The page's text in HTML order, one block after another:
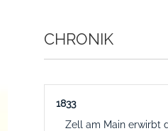
CHRONIK
1833
Zell am Main erwirbt